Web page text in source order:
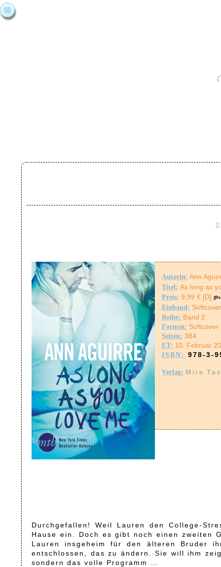
Autorin: Ann
Titel: As long as
Preis: 9,99 € [D]
Einband: Softcover
Reihe: Band 2
Format: Softcover
Seiten: 384
ET: 10. Februar
ISBN: 978-3-
Verlag: Mira
Durchgefallen! Weil Lauren den College-
Hause ein. Doch es gibt noch einen zweiten
Lauren insgeheim für den älteren Bruder
entschlossen, das zu ändern. Sie will ihm
sondern das volle Programm …